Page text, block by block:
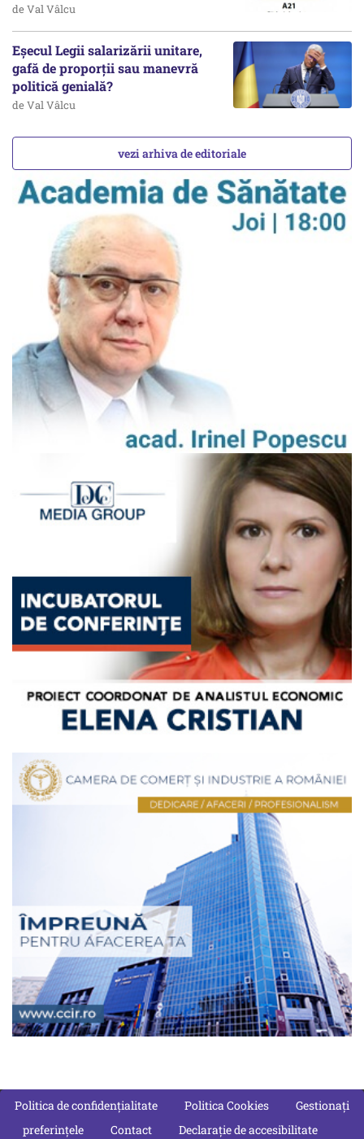
de Val Vâlcu
Eșecul Legii salarizării unitare,
gafă de proporții sau manevră
politică genială?
de Val Vâlcu
vezi arhiva de editoriale
Politica de confidențialitate Politica Cookies
Gestionați
preferințele
Contact Declarație de accesibilitate